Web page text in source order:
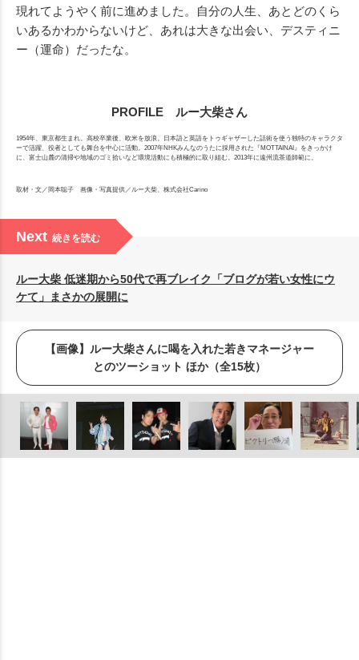
現れてようやく前に進めました。自分の人生、あとどのくら
いあるかわからないけど、あれは大きな出会い、デスティニ
ー（運命）だったな。
PROFILE ルー大柴さん
1954年、東京都生まれ。高校卒業後、欧米を放浪。日本語と英語をトゥギャザーした話術を使う独特のキャラクタ
ーで活躍、役者としても舞台を中心に活動。2007年NHKみんなのうたに採用された『MOTTAINAI』をきっかけ
に、富士山麓の清掃や地域のゴミ拾いなど環境活動にも積極的に取り組む。2013年に遠州流茶道師範に。
取材・文／岡本聡子 画像・写真提供／ルー大柴、株式会社Carino
Next 続きを読む
ルー大柴 低迷期から50代で再ブレイク「ブログが若い女性にウ
ケて」まさかの展開に
【画像】ルー大柴さんに喝を入れた若きマネージャー
とのツーショット ほか（全15枚）